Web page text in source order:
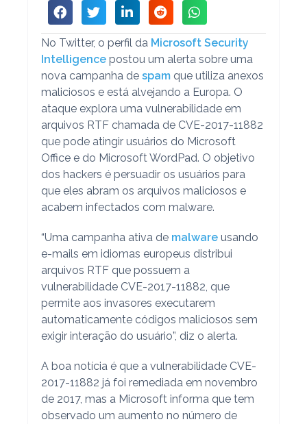
No Twitter, o perfil da Microsoft Security
Intelligencepostou um alerta sobre uma
nova campanha de spamque utiliza anexos
maliciosos e está alvejando a Europa. O
ataque explora uma vulnerabilidade em
arquivos RTF chamada de CVE-2017-11882
que pode atingir usuários do Microsoft
Office e do Microsoft WordPad. O objetivo
dos hackers é persuadir os usuários para
que eles abram os arquivos maliciosos e
acabem infectados com malware.
“Uma campanha ativa de malwareusando
e-mails em idiomas europeus distribui
arquivos RTF que possuem a
vulnerabilidade CVE-2017-11882, que
permite aos invasores executarem
automaticamente códigos maliciosos sem
exigir interação do usuário”, diz o alerta.
A boa notícia é que a vulnerabilidade CVE-
2017-11882 já foi remediada em novembro
de 2017, mas a Microsoft informa que tem
observado um aumento no número de